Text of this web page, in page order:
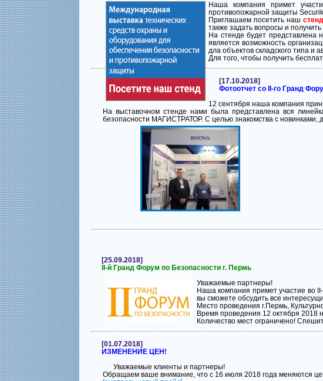
Наша компания примет
противопожарной защиты
Приглашаем посетить наш
также задать вопросы и
На стенде будет представлена
является возможность
дла объектов складского типа и
Для того, чтобы получить
[17.10.2018]
Фотоотчет со II-го Гранд
12 сентября наша компания
На выставочном стенде нами была представлена вся
безопасности МАГИСТРАТОР. С целью знакомства с
[25.09.2018]
II-й Гранд Форум по Безопасности г. Пермь
Уважаемые партнеры!
Наша компания примет участие во
вы сможете обсудить все
Место проведения г.Пермь,
Время проведения 12 октября 2018
Количество мест ограничено!
[01.07.2018]
ИЗМЕНЕНИЕ ЦЕН!
Уважаемые клиенты и партнеры!
Обращаем ваше внимание, что с 16 июля 2018 года меняются